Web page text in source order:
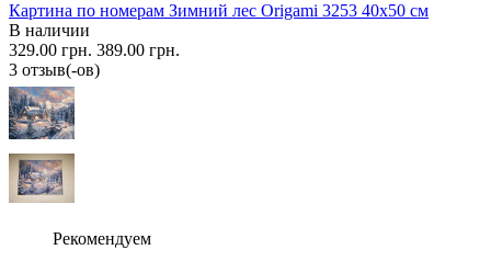
Картина по номерам Зимний лес Origami 3253 40x50 см
В наличии
329.00 грн. 389.00 грн.
3 отзыв(-ов)
Рекомендуем